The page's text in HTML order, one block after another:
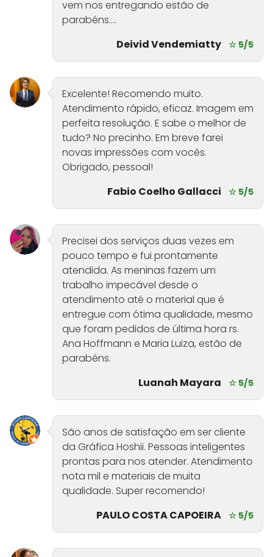
vem nos entregando estão de
parabéns....
Deivid Vendemiatty ☆ 5/5
Excelente! Recomendo muito.
Atendimento rápido, eficaz. Imagem em
perfeita resolução. E sabe o melhor de
tudo? No precinho. Em breve farei
novas impressões com vocês.
Obrigado, pessoal!
Fabio Coelho Gallacci
☆ 5/5
Precisei dos serviços duas vezes em
pouco tempo e fui prontamente
atendida. As meninas fazem um
trabalho impecável desde o
atendimento até o material que é
entregue com ótima qualidade, mesmo
que foram pedidos de última hora rs.
Ana Hoffmann e Maria Luiza, estão de
parabéns.
Luanah Mayara
☆ 5/5
São anos de satisfação em ser cliente
da Gráfica Hoshii. Pessoas inteligentes
prontas para nos atender. Atendimento
nota mil e materiais de muita
qualidade. Super recomendo!
PAULO COSTA CAPOEIRA ☆ 5/5